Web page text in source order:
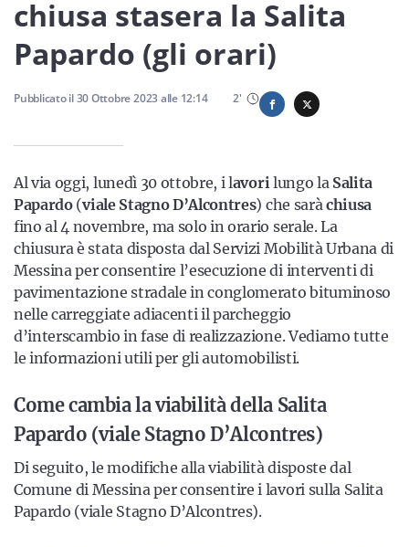
Servizi
Resta sempre aggiornato con le ultime news, iscriviti alla
nostra newsletter
Iscriviti
chiusa stasera la Salita
Papardo (gli orari)
Pubblicato il30 Ottobre 2023alle 12:14 2'
Al via oggi, lunedì 30 ottobre, i lavorilungo la Salita
Papardo(viale Stagno D’Alcontres) che saràchiusa
fino al 4 novembre, ma solo in orario serale. La
chiusura è stata disposta dal Servizi Mobilità Urbana di
Messina per consentire l’esecuzione di interventi di
pavimentazione stradale in conglomerato bituminoso
nelle carreggiate adiacenti il parcheggio
d’interscambio in fase di realizzazione. Vediamo tutte
le informazioni utili per gli automobilisti.
Come cambia la viabilità della Salita
Papardo (viale Stagno D’Alcontres)
Di seguito, le modifiche alla viabilità disposte dal
Comune di Messina per consentire i lavori sulla Salita
Papardo (viale Stagno D’Alcontres).